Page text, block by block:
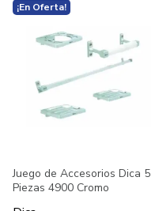
¡En Oferta!
Juego de Accesorios Dica 5
Piezas 4900 Cromo